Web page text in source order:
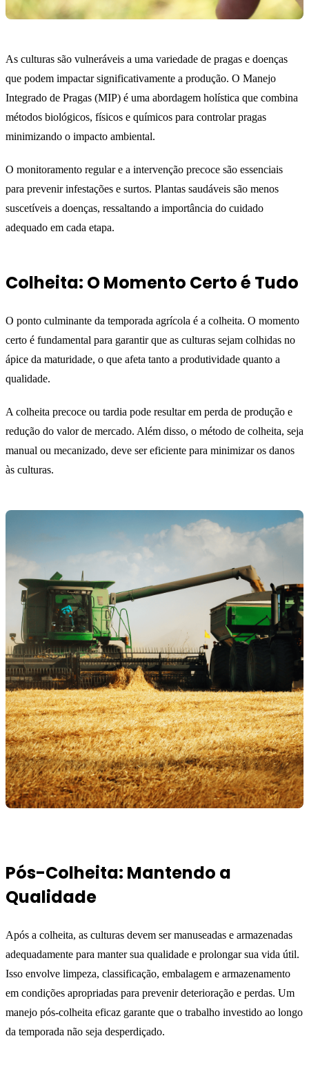
As culturas são vulneráveis a uma variedade de pragas e doenças
que podem impactar significativamente a produção. O Manejo
Integrado de Pragas (MIP) é uma abordagem holística que combina
métodos biológicos, físicos e químicos para controlar pragas
minimizando o impacto ambiental.
O monitoramento regular e a intervenção precoce são essenciais
para prevenir infestações e surtos. Plantas saudáveis são menos
suscetíveis a doenças, ressaltando a importância do cuidado
adequado em cada etapa.
Colheita: O Momento Certo é Tudo
O ponto culminante da temporada agrícola é a colheita. O momento
certo é fundamental para garantir que as culturas sejam colhidas no
ápice da maturidade, o que afeta tanto a produtividade quanto a
qualidade.
A colheita precoce ou tardia pode resultar em perda de produção e
redução do valor de mercado. Além disso, o método de colheita, seja
manual ou mecanizado, deve ser eficiente para minimizar os danos
às culturas.
Pós-Colheita: Mantendo a
Qualidade
Após a colheita, as culturas devem ser manuseadas e armazenadas
adequadamente para manter sua qualidade e prolongar sua vida útil.
Isso envolve limpeza, classificação, embalagem e armazenamento
em condições apropriadas para prevenir deterioração e perdas. Um
manejo pós-colheita eficaz garante que o trabalho investido ao longo
da temporada não seja desperdiçado.